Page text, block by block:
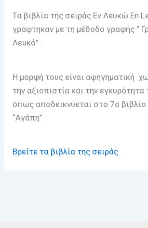
Τα βιβλία της σειράς Εν Λευκώ En
γράφτηκαν με τη μέθοδο γραφής ”
Λευκό” .
Η μορφή τους είναι αφηγηματική
την αξιοπιστία και την εγκυρότητα
όπως αποδεικνύεται στο 7ο βιβλίο
“Αγάπη”
Βρείτε τα βιβλία της σειράς